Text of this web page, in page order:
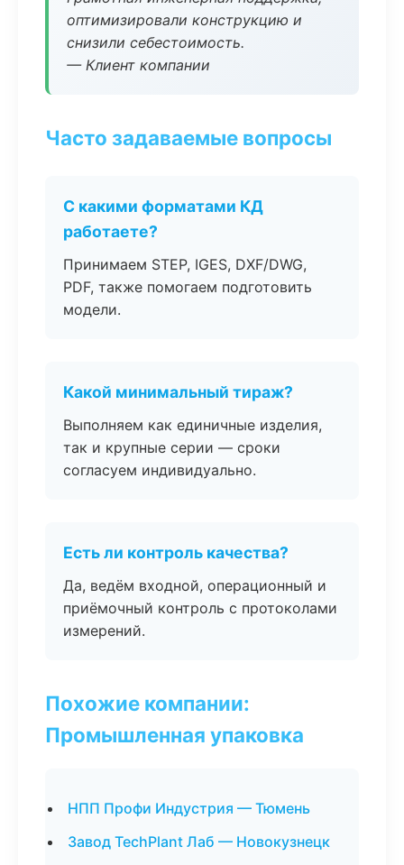
оптимизировали конструкцию и
снизили себестоимость.
— Клиент компании
Часто задаваемые вопросы
С какими форматами КД
работаете?
Принимаем STEP, IGES, DXF/DWG,
PDF, также помогаем подготовить
модели.
Какой минимальный тираж?
Выполняем как единичные изделия,
так и крупные серии — сроки
согласуем индивидуально.
Есть ли контроль качества?
Да, ведём входной, операционный и
приёмочный контроль с протоколами
измерений.
Похожие компании:
Промышленная упаковка
НПП Профи Индустрия — Тюмень
Завод TechPlant Лаб — Новокузнецк